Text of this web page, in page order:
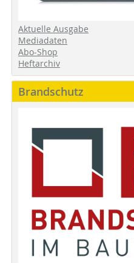
Aktuelle Ausgabe
Mediadaten
Abo-Shop
Heftarchiv
Brandschutz